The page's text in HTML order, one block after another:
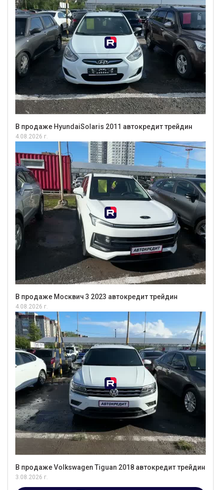
В продаже HyundaiSolaris 2011 автокредит трейдин
4.08.2026 г.
В продаже Москвич 3 2023 автокредит трейдин
4.08.2026 г.
В продаже Volkswagen Tiguan 2018 автокредит трейдин
3.08.2026 г.